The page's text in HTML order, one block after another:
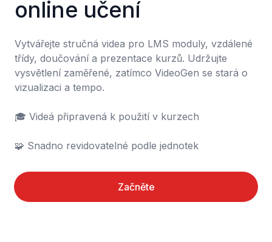
online učení
Vytvářejte stručná videa pro LMS moduly, vzdálené
třídy, doučování a prezentace kurzů. Udržujte
vysvětlení zaměřené, zatímco VideoGen se stará o
vizualizaci a tempo.
🎓 Videá připravená k použití v kurzech
🧩 Snadno revidovatelné podle jednotek
Začněte